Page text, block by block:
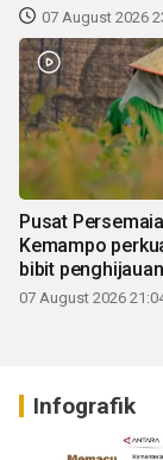
07 August 2026
Pusat
Kemampo
bibit penghijauan
07 August 2026
Infografik